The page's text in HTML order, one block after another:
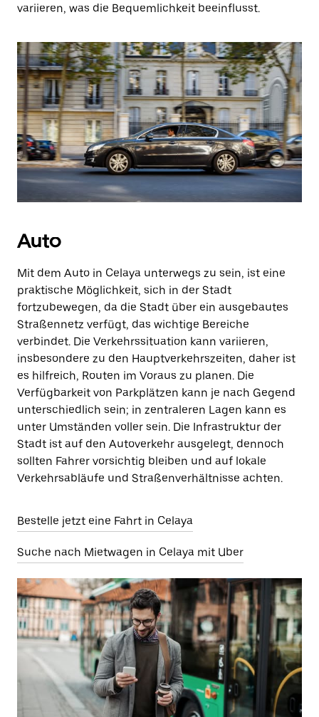
variieren, was die Bequemlichkeit beeinflusst.
Auto
Mit dem Auto in Celaya unterwegs zu sein, ist eine
praktische Möglichkeit, sich in der Stadt
fortzubewegen, da die Stadt über ein ausgebautes
Straßennetz verfügt, das wichtige Bereiche
verbindet. Die Verkehrssituation kann variieren,
insbesondere zu den Hauptverkehrszeiten, daher ist
es hilfreich, Routen im Voraus zu planen. Die
Verfügbarkeit von Parkplätzen kann je nach Gegend
unterschiedlich sein; in zentraleren Lagen kann es
unter Umständen voller sein. Die Infrastruktur der
Stadt ist auf den Autoverkehr ausgelegt, dennoch
sollten Fahrer vorsichtig bleiben und auf lokale
Verkehrsabläufe und Straßenverhältnisse achten.
Bestelle jetzt eine Fahrt in Celaya
Suche nach Mietwagen in Celaya mit Uber